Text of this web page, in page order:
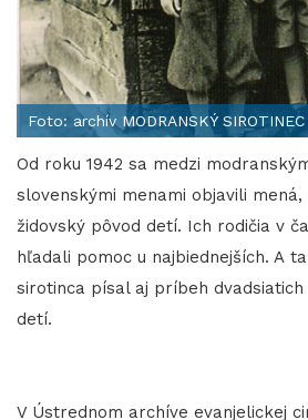
Foto: archív MODRANSKÝ SIROTINEC
Od roku 1942 sa medzi
slovenskými menami objavili
židovský pôvod detí. Ich rodičia v
hľadali pomoc u najbiednejších. A
sirotinca písal aj príbeh
detí.
V Ústrednom archíve evanjelickej